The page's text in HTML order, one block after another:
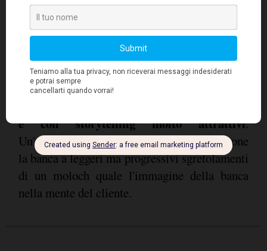
stanno mettendo sotto pressione il settore, in
ambiti diversi. Ci sono aree, come quella dei
pagamenti e del credito
stanno subendoattacchi diversi da operatori
dimensionalmente non sempre rilevanti, ma
e con storytelling molto attrattivi.
Un'aggressione su molti fronti, che sottopone
la banca a leggeri ma progressivi sgretolamenti
di un moloch quale l'immagine della banca
nella mente del cliente.